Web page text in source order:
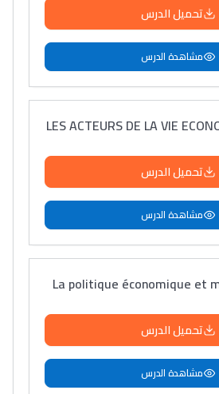
تحميل الدرس
مشاهدة الدرس
LES ACTEURS DE LA VIE
تحميل الدرس
مشاهدة الدرس
La politique économique et
تحميل الدرس
مشاهدة الدرس